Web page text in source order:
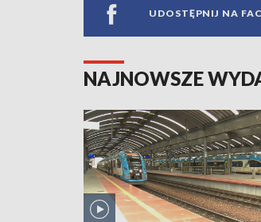
UDOSTĘPNIJ NA
NAJNOWSZE